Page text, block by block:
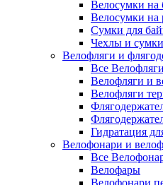
Велосумки на
Велосумки на
Сумки для
Чехлы и сумки
Велофляги и
Все
Велофляги и
Велофляги
Гидратация
Велофонари и
Все
Велофары
Велофонари